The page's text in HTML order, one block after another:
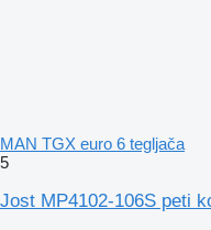
MAN TGX euro 6 tegljača
5
Jost MP4102-106S peti